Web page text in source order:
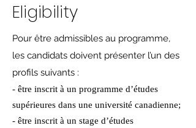
Eligibility
Pour être admissibles au programme,
les candidats doivent présenter l’un des
profils suivants :
- être inscrit à un programme d’études
supérieures dans une université canadienne;
- être inscrit à un stage d’études